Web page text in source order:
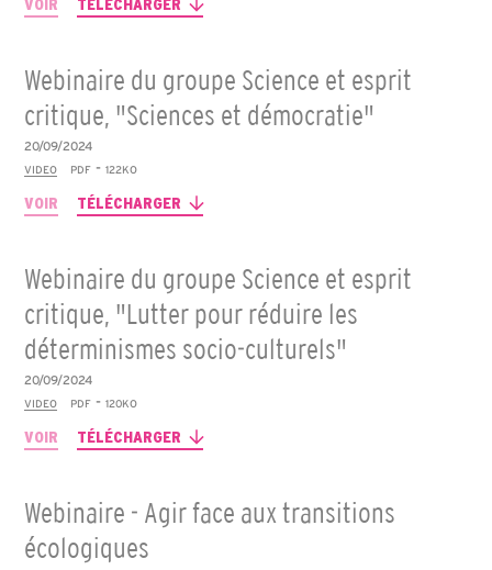
Webinaire du groupe Science et esprit
critique, "Sciences et démocratie"
20/09/2024
VIDEO PDF -122KO
VOIR TÉLÉCHARGER
Webinaire du groupe Science et esprit
critique, "Lutter pour réduire les
déterminismes socio-culturels"
20/09/2024
VIDEO PDF -120KO
VOIR TÉLÉCHARGER
Webinaire - Agir face aux transitions
écologiques